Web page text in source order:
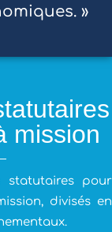
»
mission
statutaires pour
divisés en